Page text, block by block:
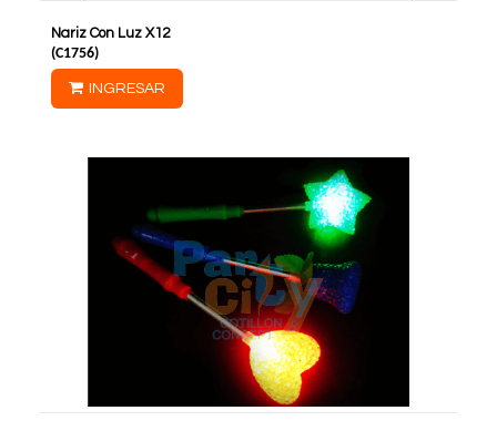
Nariz Con Luz X12
(C1756)
INGRESAR